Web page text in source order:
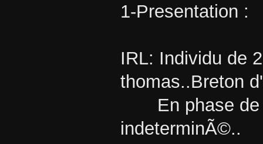
1-Presentation :
IRL: Individu de
thomas..Breton
En phase de
indeterminÃ©..